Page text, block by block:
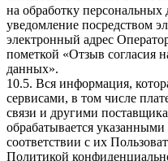
на обработку
уведомление посредством
электронный адрес
пометкой «Отзыв согласия
данных».
10.5. Вся информация,
сервисами, в том числе
связи и другими
обрабатывается
соответствии с их
Политикой